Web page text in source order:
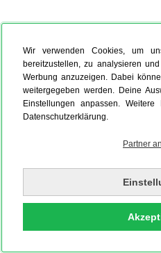
Wir verwenden Cookies, um
bereitzustellen, zu analysieren
Werbung anzuzeigen. Dabei
weitergegeben werden. Deine
Einstellungen anpassen.
Datenschutzerklärung.
Partner